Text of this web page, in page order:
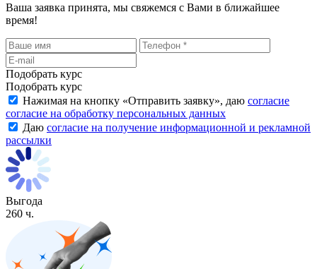
Ваша заявка принята, мы свяжемся с Вами в ближайшее
время!
Подобрать курс
Подобрать курс
Нажимая на кнопку «Отправить заявку», даю согласие
согласие на обработку персональных данных
Даю согласие на получение информационной и рекламной
рассылки
Выгода
260 ч.